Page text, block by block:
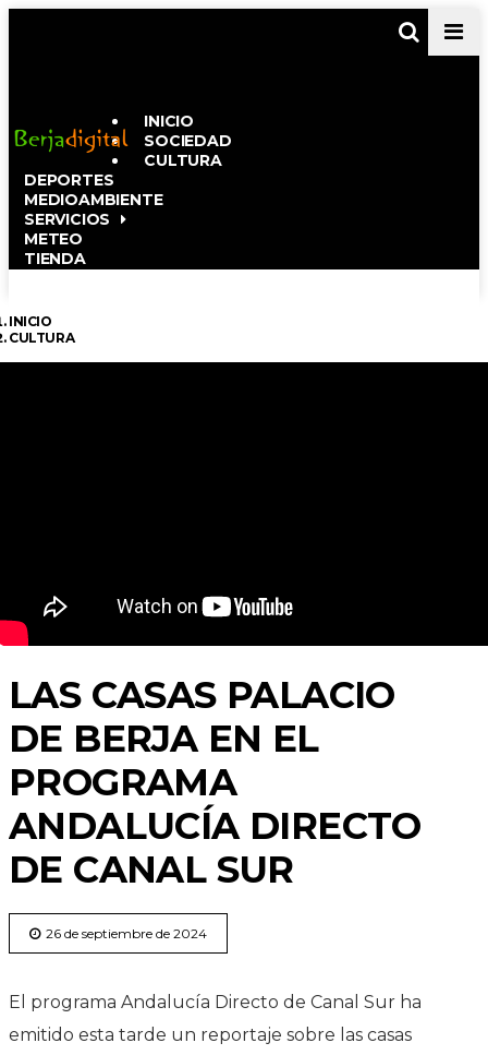
INICIO
SOCIEDAD
CULTURA
DEPORTES
MEDIOAMBIENTE
SERVICIOS
METEO
TIENDA
INICIO
CULTURA
LAS CASAS PALACIO
DE BERJA EN EL
PROGRAMA
ANDALUCÍA DIRECTO
DE CANAL SUR
26 de septiembre de 2024
El programa Andalucía Directo de Canal Sur ha
emitido esta tarde un reportaje sobre las casas